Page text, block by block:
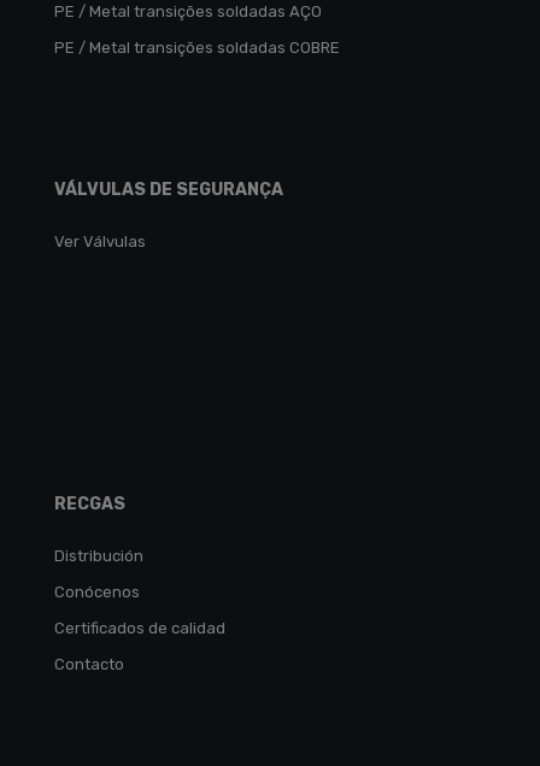
PE / Metal transições soldadas AÇO
PE / Metal transições soldadas COBRE
VÁLVULAS DE SEGURANÇA
Ver Válvulas
RECGAS
Distribución
Conócenos
Certificados de calidad
Contacto